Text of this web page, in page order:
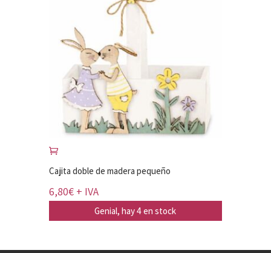
Cajita doble de madera pequeño
6,80€ + IVA
Genial, hay 4 en stock